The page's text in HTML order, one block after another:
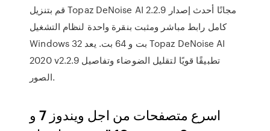
قم بتنزيل Topaz DeNoise AI 2.2.9 مجانًا أحدث إصدار
كامل رابط مباشر ومثبت بنقرة واحدة لنظام التشغيل
Windows 32 بت و 64 بت. يعد Topaz DeNoise AI
2020 v2.2.9 تطبيقًا قويًا لتقليل الضوضاء وتفاصيل
الصور.
اسرع متصفحات من اجل ويندوز 7 و